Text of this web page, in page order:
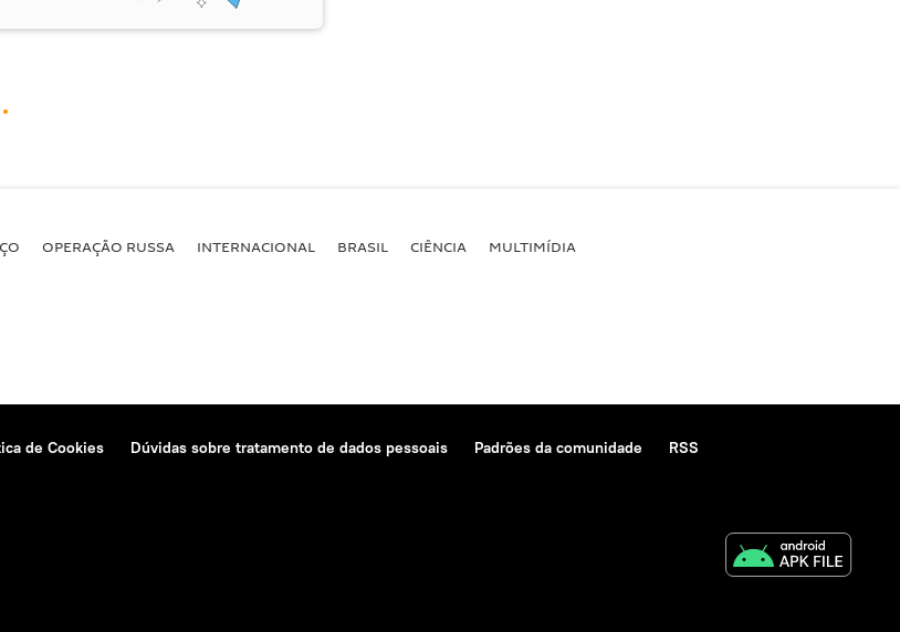
OPERAÇÃO RUSSA INTERNACIONAL BRASIL CIÊNCIA MULTIMÍDIA
de Cookies Dúvidas sobre tratamento de dados pessoais Padrões da comunidade
RSS